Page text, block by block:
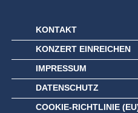
KONTAKT
KONZERT EINREICHEN
IMPRESSUM
DATENSCHUTZ
COOKIE-RICHTLINIE